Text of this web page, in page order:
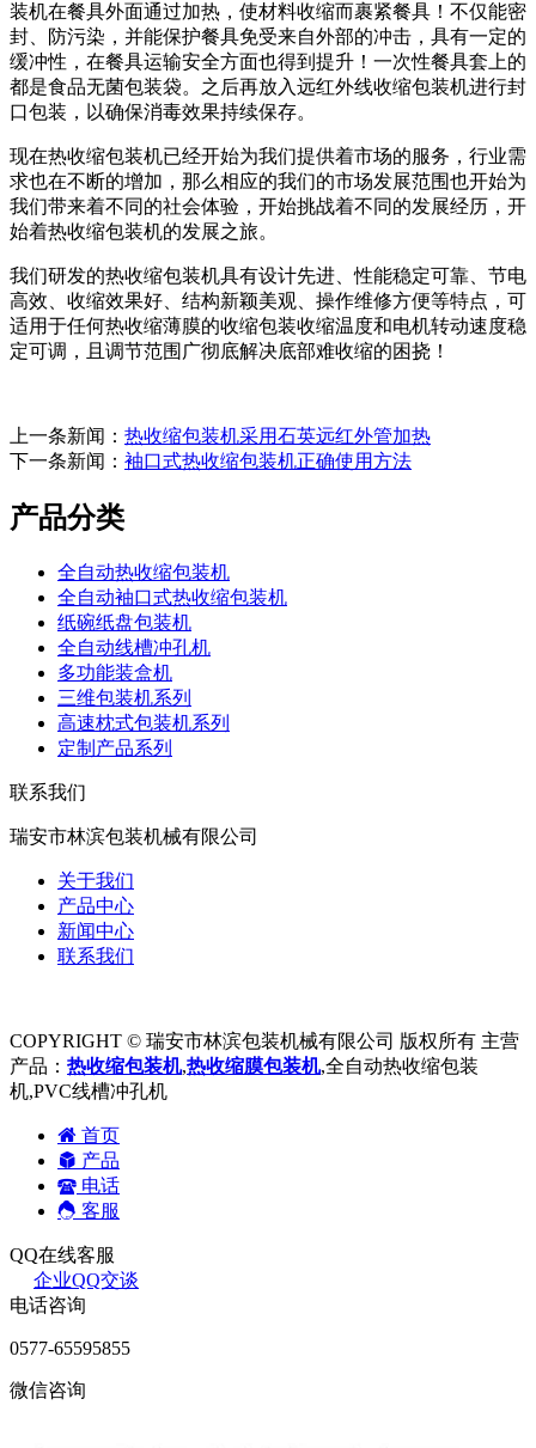
装机在餐具外面通过加热，使材料收缩而裹紧餐具！不仅能密
封、防污染，并能保护餐具免受来自外部的冲击，具有一定的
缓冲性，在餐具运输安全方面也得到提升！一次性餐具套上的
都是食品无菌包装袋。之后再放入远红外线收缩包装机进行封
口包装，以确保消毒效果持续保存。
现在热收缩包装机已经开始为我们提供着市场的服务，行业需
求也在不断的增加，那么相应的我们的市场发展范围也开始为
我们带来着不同的社会体验，开始挑战着不同的发展经历，开
始着热收缩包装机的发展之旅。
我们研发的热收缩包装机具有设计先进、性能稳定可靠、节电
高效、收缩效果好、结构新颖美观、操作维修方便等特点，可
适用于任何热收缩薄膜的收缩包装收缩温度和电机转动速度稳
定可调，且调节范围广彻底解决底部难收缩的困挠！
上一条新闻： 热收缩包装机采用石英远红外管加热
下一条新闻： 袖口式热收缩包装机正确使用方法
产品分类
全自动热收缩包装机
全自动袖口式热收缩包装机
纸碗纸盘包装机
全自动线槽冲孔机
多功能装盒机
三维包装机系列
高速枕式包装机系列
定制产品系列
联系我们
瑞安市林滨包装机械有限公司
关于我们
产品中心
新闻中心
联系我们
COPYRIGHT © 瑞安市林滨包装机械有限公司 版权所有 主营
产品： 热收缩包装机,热收缩膜包装机,全自动热收缩包装
机,PVC线槽冲孔机
首页
产品
电话
客服
QQ在线客服
企业QQ交谈
电话咨询
0577-65595855
微信咨询